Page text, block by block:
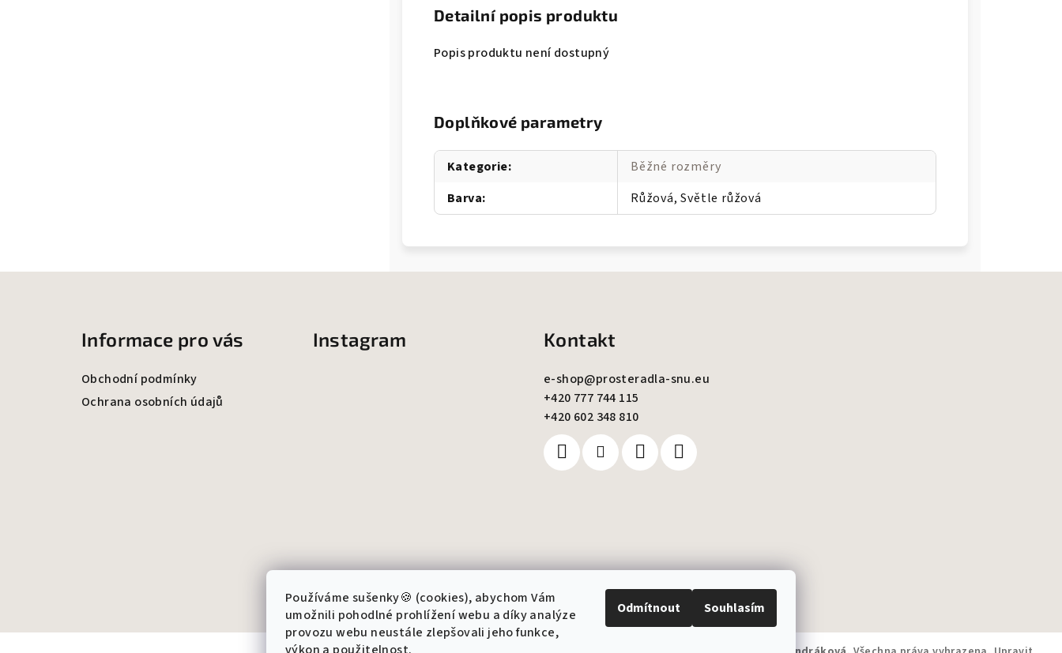
Používáme sušenky🍪 (cookies), abychom Vám
umožnili pohodlné prohlížení webu a díky analýze
provozu webu neustále zlepšovali jeho funkce,
Odmítnout Souhlasím
Detailní popis produktu
Popis produktu není dostupný
Doplňkové parametry
Kategorie:
Běžné rozměry
Barva: Růžová, Světle růžová
Informace pro vás
Obchodní podmínky
Ochrana osobních údajů
Instagram
Sledovat na Instagramu
Kontakt
e-shop@prosteradla-snu.eu
+420 777 744 115
+420 602 348 810